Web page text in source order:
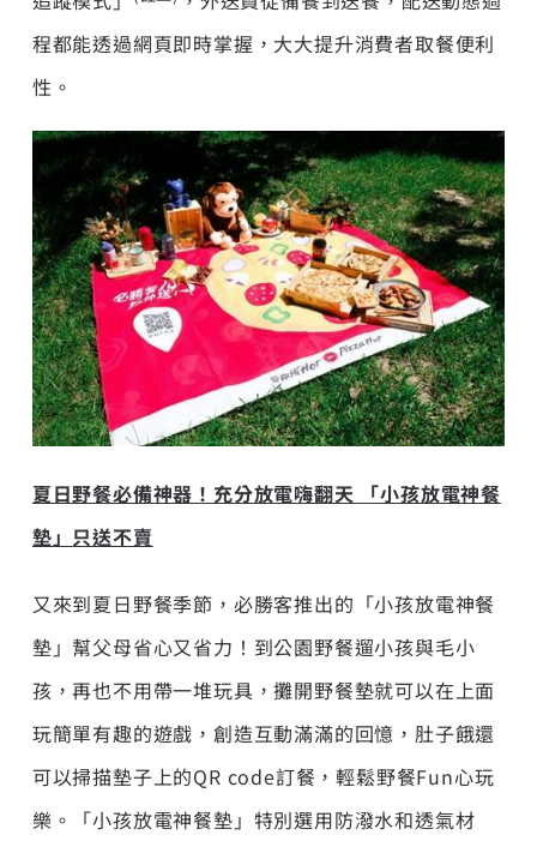
程都能透過網頁即時掌握，大大提升消費者取餐便利
性。
夏日野餐必備神器！充分放電嗨翻天 「小孩放電神餐
墊」 只送不賣
又來到夏日野餐季節，必勝客推出的「小孩放電神餐
墊」幫父母省心又省力！到公園野餐遛小孩與毛小
孩，再也不用帶一堆玩具，攤開野餐墊就可以在上面
玩簡單有趣的遊戲，創造互動滿滿的回憶，肚子餓還
可以掃描墊子上的QR code訂餐，輕鬆野餐Fun心玩
樂。「小孩放電神餐墊」特別選用防潑水和透氣材